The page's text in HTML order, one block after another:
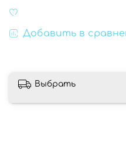
Добавить в
Выбрать